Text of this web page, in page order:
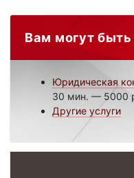
Вам могут
Юридическая
30 мин. — 5000
Другие услуги